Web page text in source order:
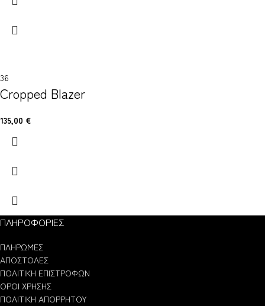
36
Cropped Blazer
135,00 €
ΠΛΗΡΟΦΟΡΙΕΣ
ΠΛΗΡΩΜΕΣ
ΑΠΟΣΤΟΛΕΣ
ΠΟΛΙΤΙΚΗ ΕΠΙΣΤΡΟΦΩΝ
ΟΡΟΙ ΧΡΗΣΗΣ
ΠΟΛΙΤΙΚΗ ΑΠΟΡΡΗΤΟΥ